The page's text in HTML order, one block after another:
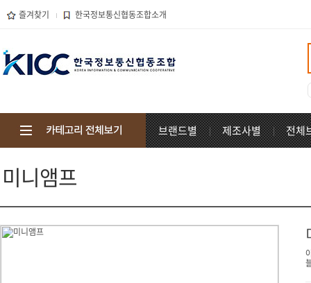
즐겨찾기 한국정보통신협동조합소개
브랜드별 제조사별 전체
미니앰프